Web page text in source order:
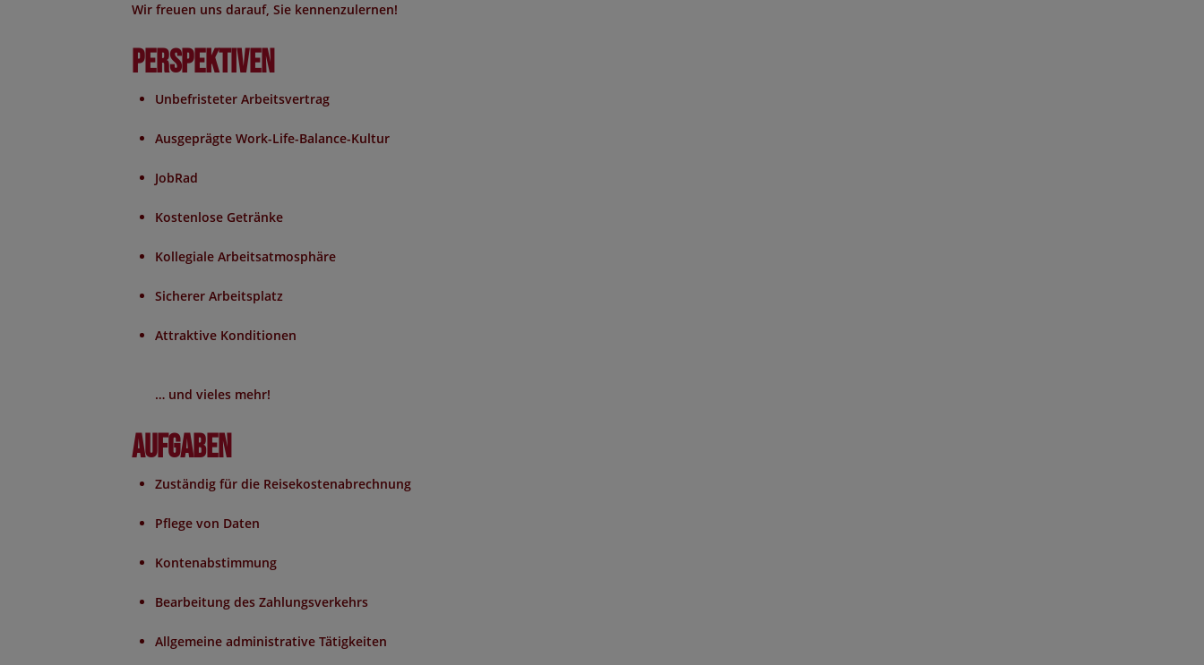
Wir freuen uns darauf, Sie kennenzulernen!
Perspektiven
Unbefristeter Arbeitsvertrag
Ausgeprägte Work-Life-Balance-Kultur
JobRad
Kostenlose Getränke
Kollegiale Arbeitsatmosphäre
Sicherer Arbeitsplatz
Attraktive Konditionen
… und vieles mehr!
Aufgaben
Zuständig für die Reisekostenabrechnung
Pflege von Daten
Kontenabstimmung
Bearbeitung des Zahlungsverkehrs
Allgemeine administrative Tätigkeiten